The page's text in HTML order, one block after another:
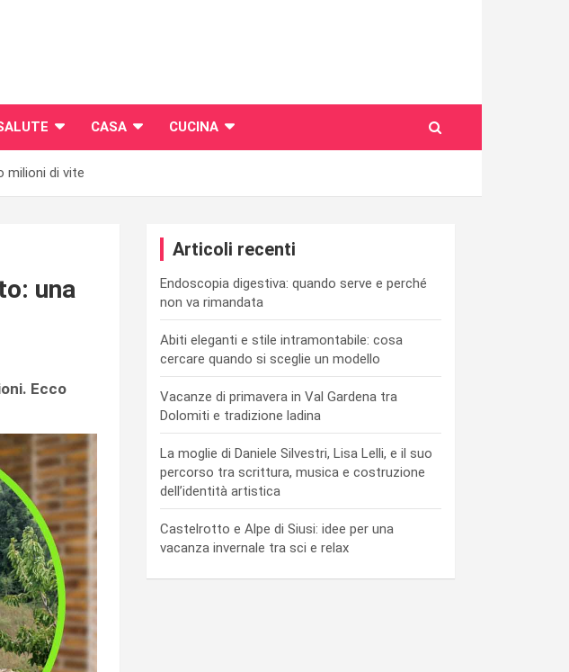
CASA CUCINA
milioni di vite
una
Ecco
Articoli recenti
Endoscopia digestiva: quando serve e perché
non va rimandata
Abiti eleganti e stile intramontabile: cosa
cercare quando si sceglie un modello
Vacanze di primavera in Val Gardena tra
Dolomiti e tradizione ladina
La moglie di Daniele Silvestri, Lisa Lelli, e il suo
percorso tra scrittura, musica e costruzione
dell’identità artistica
Castelrotto e Alpe di Siusi: idee per una
vacanza invernale tra sci e relax